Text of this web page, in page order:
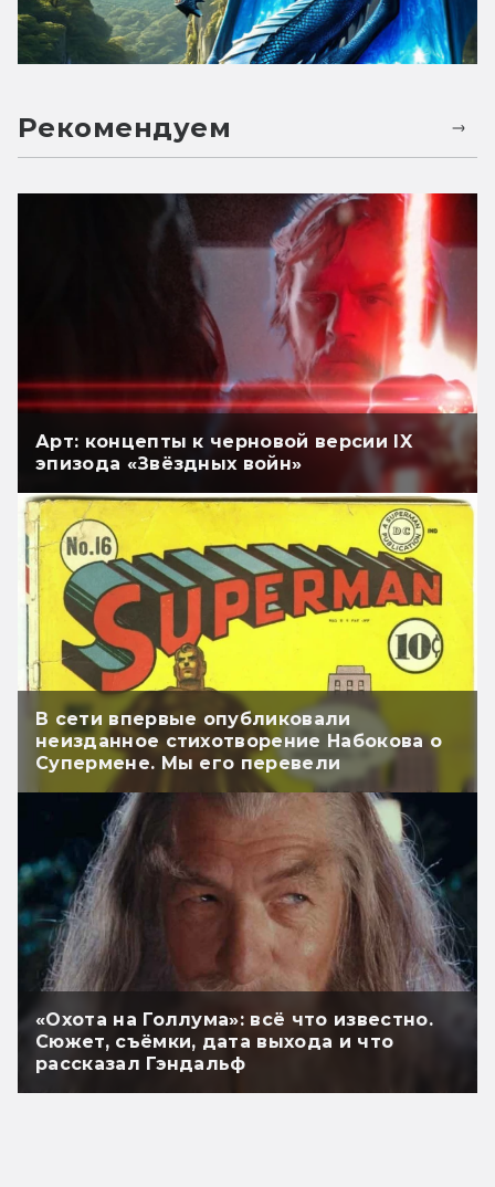
Рекомендуем
Арт: концепты к черновой версии IX
эпизода «Звёздных войн»
В сети впервые опубликовали
неизданное стихотворение Набокова о
Супермене. Мы его перевели
«Охота на Голлума»: всё что известно.
Сюжет, съёмки, дата выхода и что
рассказал Гэндальф